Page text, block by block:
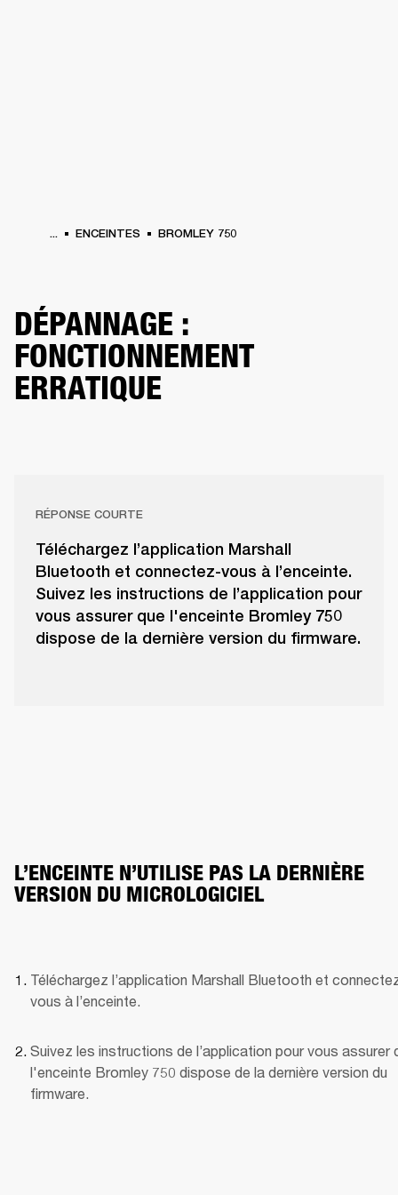
... ENCEINTES BROMLEY 750
DÉPANNAGE :
FONCTIONNEMENT
ERRATIQUE
RÉPONSE COURTE
Téléchargez l’application Marshall
Bluetooth et connectez-vous à l’enceinte.
Suivez les instructions de l’application pour
vous assurer que l'enceinte Bromley 750
dispose de la dernière version du firmware.
L’ENCEINTE N’UTILISE PAS LA DERNIÈRE
VERSION DU MICROLOGICIEL
Téléchargez l’application Marshall Bluetooth et
vous à l’enceinte.
Suivez les instructions de l’application pour vous assurer
l'enceinte Bromley 750 dispose de la dernière version du
firmware.